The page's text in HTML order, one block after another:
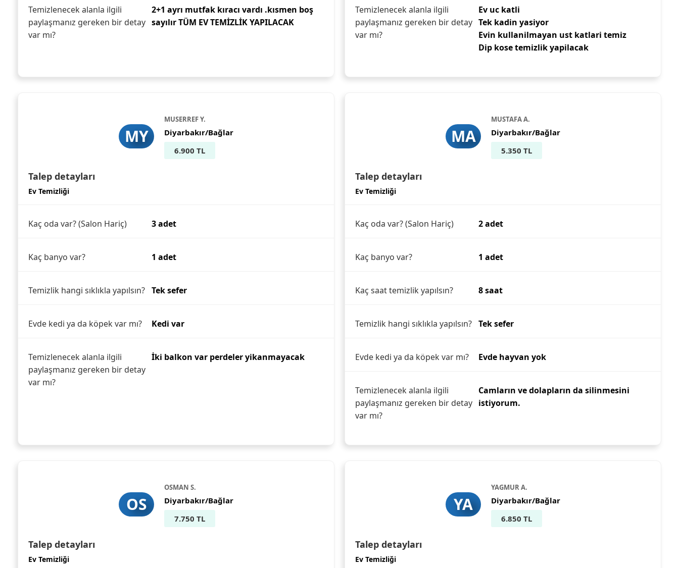
Temizlenecek alanla ilgili
paylaşmanız gereken bir detay
var mı?
2+1 ayrı mutfak kıracı vardı .kısmen boş
sayılır TÜM EV TEMİZLİK YAPILACAK
Temizlenecek alanla ilgili
paylaşmanız gereken bir detay
var mı?
Ev uc katli
Tek kadin yasiyor
Evin kullanilmayan ust katlari temiz
Dip kose temizlik yapilacak
MY
MUSERREF Y.
Diyarbakır/Bağlar
6.900 TL
Talep detayları
Ev Temizliği
Kaç oda var? (Salon Hariç) 3 adet
Kaç banyo var? 1 adet
Temizlik hangi sıklıkla yapılsın? Tek sefer
Evde kedi ya da köpek var mı? Kedi var
Temizlenecek alanla ilgili
paylaşmanız gereken bir detay
var mı?
İki balkon var perdeler yikanmayacak
MA
MUSTAFA A.
Diyarbakır/Bağlar
5.350 TL
Talep detayları
Ev Temizliği
Kaç oda var? (Salon Hariç) 2 adet
Kaç banyo var? 1 adet
Kaç saat temizlik yapılsın? 8 saat
Temizlik hangi sıklıkla yapılsın? Tek sefer
Evde kedi ya da köpek var mı? Evde hayvan yok
Temizlenecek alanla ilgili
paylaşmanız gereken bir detay
var mı?
Camların ve dolapların da silinmesini
istiyorum.
OS
OSMAN S.
Diyarbakır/Bağlar
7.750 TL
Talep detayları
Ev Temizliği
YA
YAGMUR A.
Diyarbakır/Bağlar
6.850 TL
Talep detayları
Ev Temizliği